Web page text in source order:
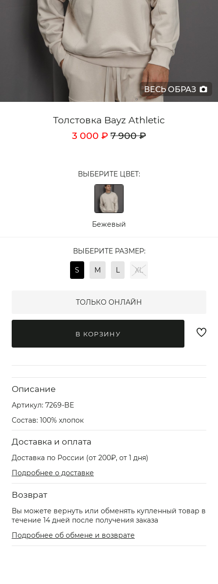
ВЕСЬ ОБРАЗ
Толстовка Bayz Athletic
3 000 ₽ 7 900 ₽
ВЫБЕРИТЕ ЦВЕТ:
Бежевый
ВЫБЕРИТЕ РАЗМЕР:
S M L XL
ТОЛЬКО ОНЛАЙН
В КОРЗИНУ
Описание
Артикул: 7269-BE
Состав: 100% хлопок
Доставка и оплата
Доставка по России (от 200₽, от 1 дня)
Подробнее о доставке
Возврат
Вы можете вернуть или обменять купленный товар в
течение 14 дней после получения заказа
Подробнее об обмене и возврате
Кардиганы
Комплекты
Лонгсливы